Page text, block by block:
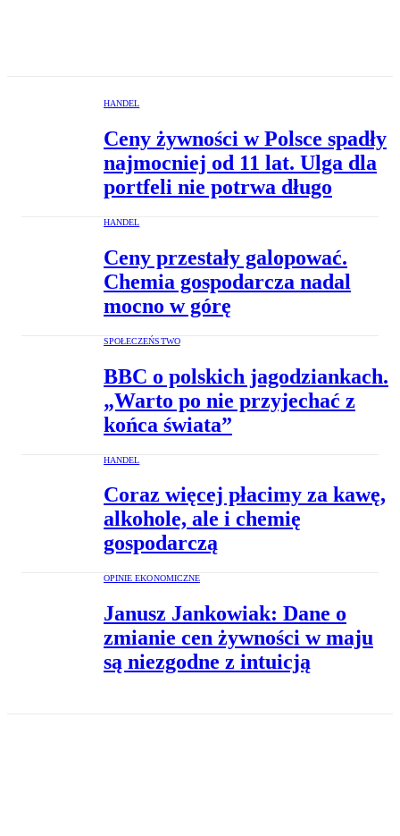
HANDEL
Ceny żywności w Polsce spadły
najmocniej od 11 lat. Ulga dla
portfeli nie potrwa długo
HANDEL
Ceny przestały galopować.
Chemia gospodarcza nadal
mocno w górę
SPOŁECZEŃSTWO
BBC o polskich jagodziankach.
„Warto po nie przyjechać z
końca świata”
HANDEL
Coraz więcej płacimy za kawę,
alkohole, ale i chemię
gospodarczą
OPINIE EKONOMICZNE
Janusz Jankowiak: Dane o
zmianie cen żywności w maju
są niezgodne z intuicją